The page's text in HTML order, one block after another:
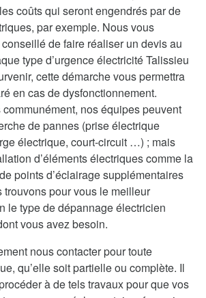
coûts qui seront engendrés par de
par exemple. Nous vous
de faire réaliser un devis au
type d’urgence électricité Talissieu
cette démarche vous permettra
en cas de dysfonctionnement.
nos équipes peuvent
de pannes (prise électrique
électrique, court-circuit …) ; mais
d’éléments électriques comme la
points d’éclairage supplémentaires
trouvons pour vous le meilleur
le type de dépannage électricien
vous avez besoin.
nous contacter pour toute
qu’elle soit partielle ou complète. Il
à de tels travaux pour que vos